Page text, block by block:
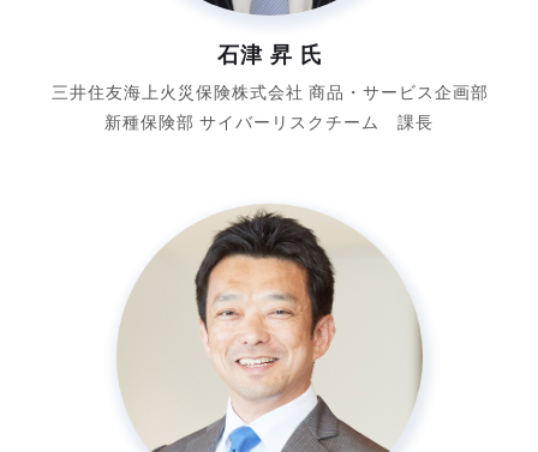
石津 昇 氏
三井住友海上火災保険株式会社 商品・サービス企画部
新種保険部 サイバーリスクチーム 課長